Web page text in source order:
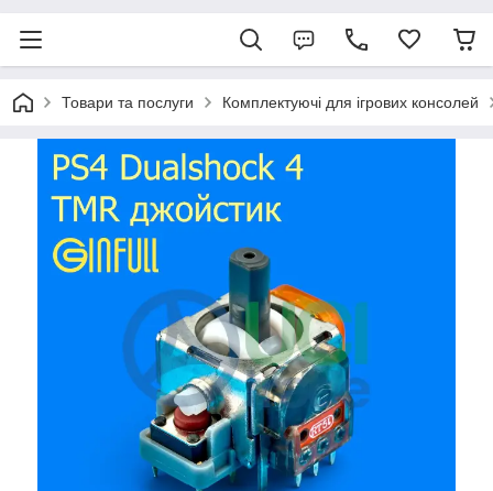
Товари та послуги Комплектуючі для ігрових консолей